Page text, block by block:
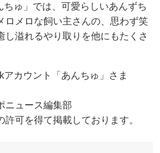
ちゅ」では、可愛らしいあんずち
ロメロな飼い主さんの、思わず笑
し溢れるやり取りを他にもたくさ
カウント「あんちゅ」さま
ニュース編集部
可を得て掲載しております。